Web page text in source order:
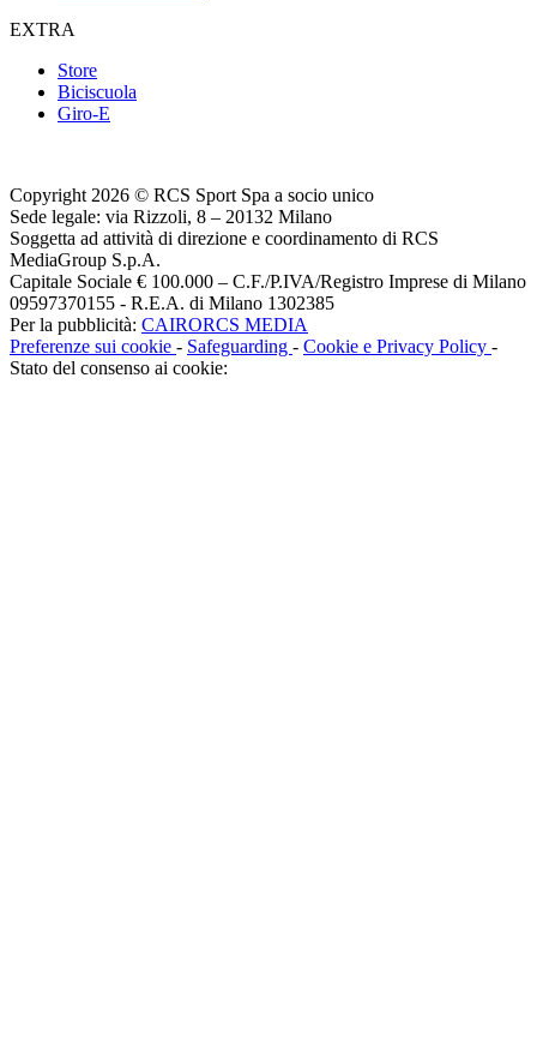
EXTRA
Store
Biciscuola
Giro-E
Copyright 2026 © RCS Sport Spa a socio unico
Sede legale: via Rizzoli, 8 – 20132 Milano
Soggetta ad attività di direzione e coordinamento di RCS
MediaGroup S.p.A.
Capitale Sociale € 100.000 – C.F./P.IVA/Registro Imprese di Milano
09597370155 - R.E.A. di Milano 1302385
Per la pubblicità: CAIRORCS MEDIA
Preferenze sui cookie - Safeguarding - Cookie e Privacy Policy -
Stato del consenso ai cookie: